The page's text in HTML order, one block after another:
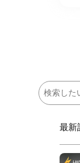
検
索
最新